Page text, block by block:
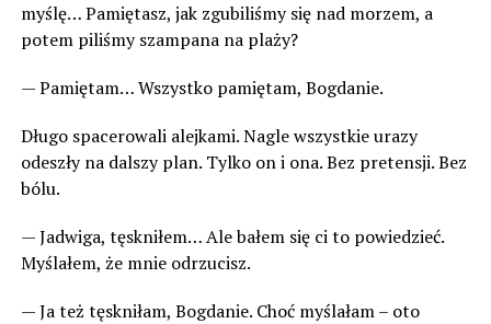
myślę… Pamiętasz, jak zgubiliśmy się nad morzem, a
potem piliśmy szampana na plaży?
— Pamiętam… Wszystko pamiętam, Bogdanie.
Długo spacerowali alejkami. Nagle wszystkie urazy
odeszły na dalszy plan. Tylko on i ona. Bez pretensji. Bez
bólu.
— Jadwiga, tęskniłem… Ale bałem się ci to powiedzieć.
Myślałem, że mnie odrzucisz.
— Ja też tęskniłam, Bogdanie. Choć myślałam – oto